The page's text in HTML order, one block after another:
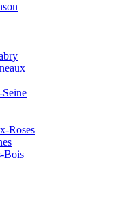
Seine
Roses
Bois